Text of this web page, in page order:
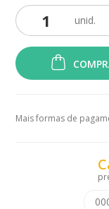
Mais formas de